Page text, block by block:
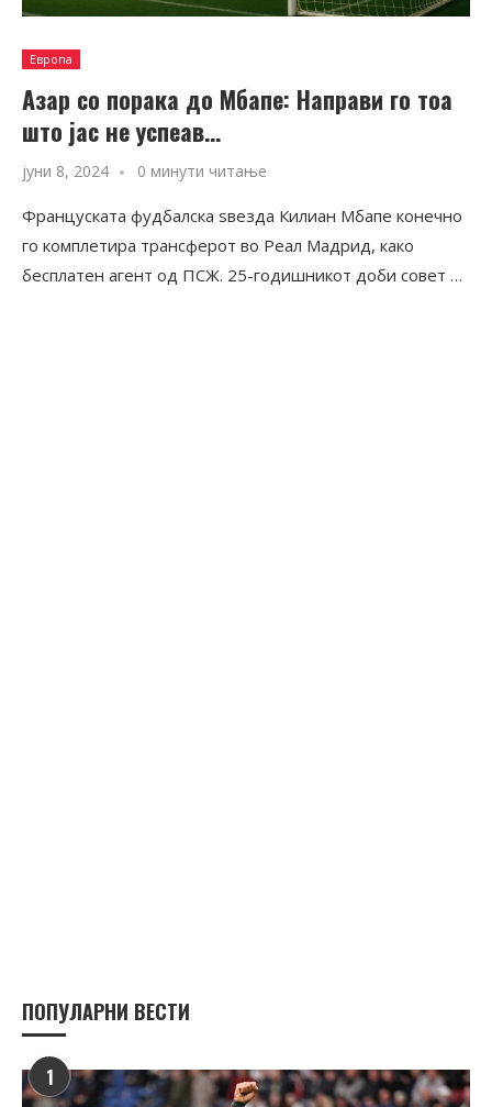
Европа
Азар со порака до Мбапе: Направи го тоа
што јас не успеав…
јуни 8, 2024 0 минути читање
Француската фудбалска ѕвезда Килиан Мбапе конечно
го комплетира трансферот во Реал Мадрид, како
бесплатен агент од ПСЖ. 25-годишникот доби совет …
ПОПУЛАРНИ ВЕСТИ
1